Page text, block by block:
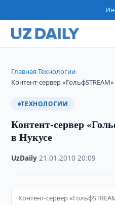
Главная›Технологии›
Контент-сервер
ТЕХНОЛОГИИ
Контент-сервер
в Нукусе
UzDaily ·21.01.2010 ·20:09
Контент-сервер